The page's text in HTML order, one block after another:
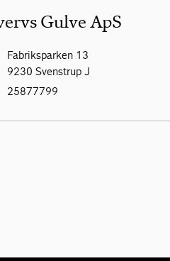
Gulve ApS
Fabriksparken 13
9230 Svenstrup J
25877799